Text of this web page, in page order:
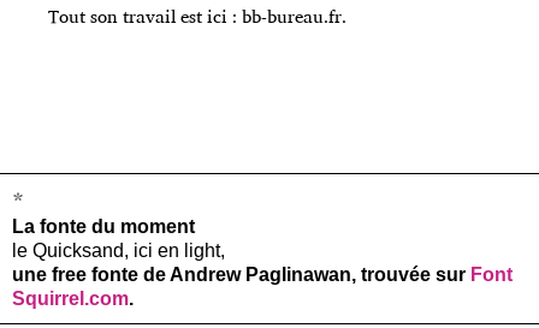
Tout son travail est ici : bb-bureau.fr.
*
La fonte du moment
le Quicksand, ici en light,
une free fonte de Andrew Paglinawan, trouvée sur Font
Squirrel.com.